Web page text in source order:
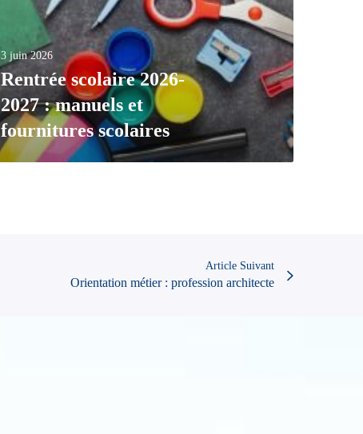
3 juin 2026
Rentrée scolaire 2026-
2027 : manuels et
fournitures scolaires
Article Suivant
Orientation métier : profession architecte